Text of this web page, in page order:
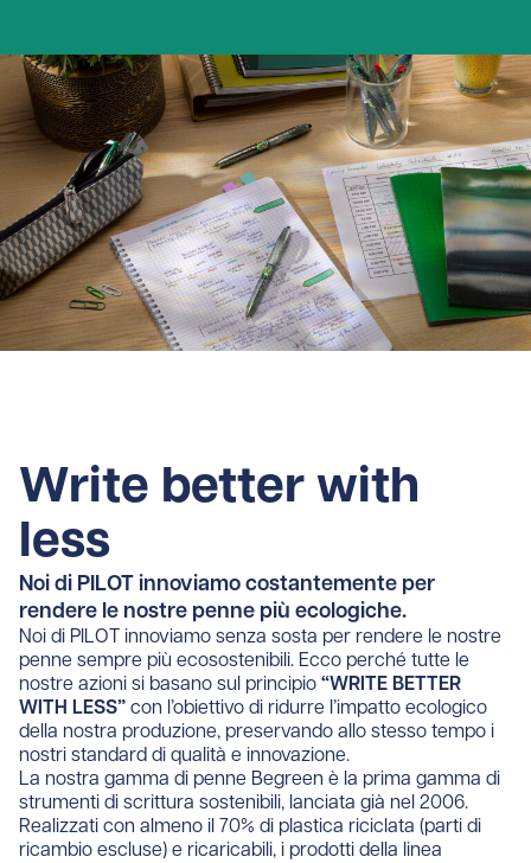
Write better with
less
Noi di PILOT innoviamo costantemente per
rendere le nostre penne più ecologiche.
Noi di PILOT innoviamo senza sosta per rendere le nostre
penne sempre più ecosostenibili. Ecco perché tutte le
nostre azioni si basano sul principio “WRITE BETTER
WITH LESS” con l’obiettivo di ridurre l’impatto ecologico
della nostra produzione, preservando allo stesso tempo i
nostri standard di qualità e innovazione.
La nostra gamma di penne Begreen è la prima gamma di
strumenti di scrittura sostenibili, lanciata già nel 2006.
Realizzati con almeno il 70% di plastica riciclata (parti di
ricambio escluse) e ricaricabili, i prodotti della linea